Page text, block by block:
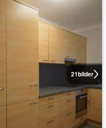
21bilder